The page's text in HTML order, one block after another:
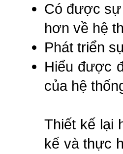
Có được sự
hơn về hệ
Phát triển
Hiểu được
của hệ
Thiết kế lại
kế và thực